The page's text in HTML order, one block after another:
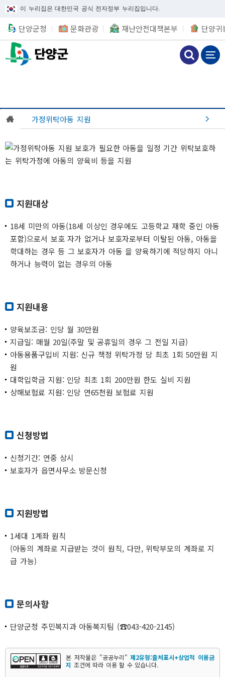
이 누리집은 대한민국 공식 전자정부 누리집입니다.
단양군청 문화관광 재난안전대책본부 단양귀
가정위탁아동 지원
지원대상
18세 미만의 아동(18세 이상인 경우에도 고등학교 재학 중인 아동
포함)으로서 보호 자가 없거나 보호자로부터 이탈된 아동, 아동을
학대하는 경우 등 그 보호자가 아동 을 양육하기에 적당하지 아니
하거나 능력이 없는 경우의 아동
지원내용
양육보조금: 인당 월 30만원
지급일: 매월 20일(주말 및 공휴일의 경우 그 전일 지급)
아동용품구입비 지원: 신규 책정 위탁가정 당 최초 1회 50만원 지
원
대학입학금 지원: 인당 최초 1회 200만원 한도 실비 지원
상해보험료 지원: 인당 연65천원 보험료 지원
신청방법
신청기간: 연중 상시
보호자가 읍면사무소 방문신청
지원방법
1세대 1계좌 원칙
(아동의 계좌로 지급받는 것이 원칙, 다만, 위탁부모의 계좌로 지
급 가능)
문의사항
단양군청 주민복지과 아동복지팀 (☎043-420-2145)
본 저작물은 "공공누리"제2유형:출처표시+상업적 이용금
지 조건에 따라 이용 할 수 있습니다.